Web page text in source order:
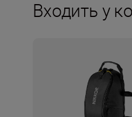
Входить у